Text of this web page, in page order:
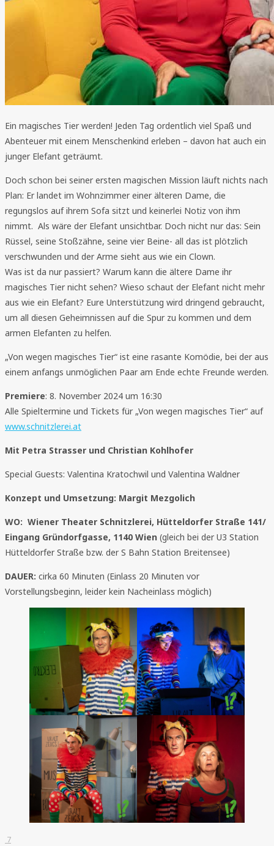
Ein magisches Tier werden! Jeden Tag ordentlich viel Spaß und
Abenteuer mit einem Menschenkind erleben – davon hat auch ein
junger Elefant geträumt.
Doch schon bei seiner ersten magischen Mission läuft nichts nach
Plan: Er landet im Wohnzimmer einer älteren Dame, die
regungslos auf ihrem Sofa sitzt und keinerlei Notiz von ihm
nimmt. Als wäre der Elefant unsichtbar. Doch nicht nur das: Sein
Rüssel, seine Stoßzähne, seine vier Beine- all das ist plötzlich
verschwunden und der Arme sieht aus wie ein Clown.
Was ist da nur passiert? Warum kann die ältere Dame ihr
magisches Tier nicht sehen? Wieso schaut der Elefant nicht mehr
aus wie ein Elefant? Eure Unterstützung wird dringend gebraucht,
um all diesen Geheimnissen auf die Spur zu kommen und dem
armen Elefanten zu helfen.
„Von wegen magisches Tier“ ist eine rasante Komödie, bei der aus
einem anfangs unmöglichen Paar am Ende echte Freunde werden.
Premiere: 8. November 2024 um 16:30
Alle Spieltermine und Tickets für „Von wegen magisches Tier“ auf
www.schnitzlerei.at
Mit Petra Strasser und Christian Kohlhofer
Special Guests: Valentina Kratochwil und Valentina Waldner
Konzept und Umsetzung: Margit Mezgolich
WO: Wiener Theater Schnitzlerei, Hütteldorfer Straße 141/
Eingang Gründorfgasse, 1140 Wien (gleich bei der U3 Station
Hütteldorfer Straße bzw. der S Bahn Station Breitensee)
DAUER: cirka 60 Minuten (Einlass 20 Minuten vor
Vorstellungsbeginn, leider kein Nacheinlass möglich)
7